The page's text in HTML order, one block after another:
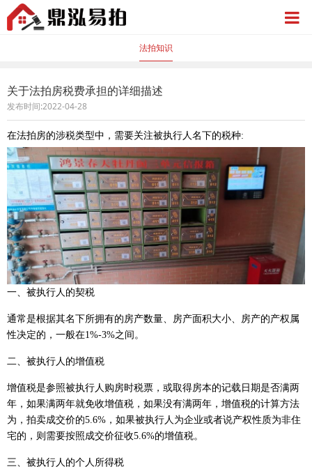
法拍知识
关于法拍房税费承担的详细描述
发布时间:2022-04-28
在法拍房的涉税类型中，需要关注被执行人名下的税种:
一、被执行人的契税
通常是根据其名下所拥有的房产数量、房产面积大小、房产的产权属
性决定的，一般在1%-3%之间。
二、被执行人的增值税
增值税是参照被执行人购房时税票，或取得房本的记载日期是否满两
年，如果满两年就免收增值税，如果没有满两年，增值税的计算方法
为，拍卖成交价的5.6%，如果被执行人为企业或者说产权性质为非住
宅的，则需要按照成交价征收5.6%的增值税。
三、被执行人的个人所得税